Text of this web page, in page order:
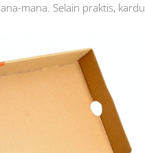
mana. Selain praktis,